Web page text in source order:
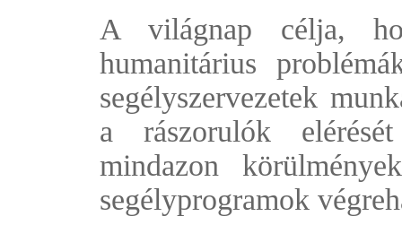
A világnap célja,
humanitárius
segélyszervezetek
a rászorulók
mindazon
segélyprogramok